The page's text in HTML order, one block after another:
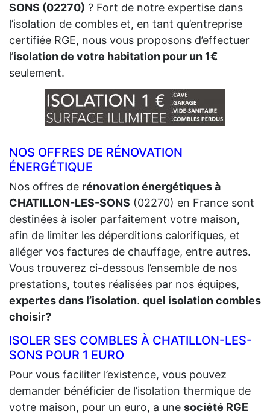
SONS (02270) ? Fort de notre expertise dans
l’isolation de combles et, en tant qu’entreprise
certifiée RGE, nous vous proposons d’effectuer
l’isolation de votre habitation pour un 1€
seulement.
NOS OFFRES DE RÉNOVATION
ÉNERGÉTIQUE
Nos offres de rénovation énergétiques à
CHATILLON-LES-SONS (02270) en France sont
destinées à isoler parfaitement votre maison,
afin de limiter les déperditions calorifiques, et
alléger vos factures de chauffage, entre autres.
Vous trouverez ci-dessous l’ensemble de nos
prestations, toutes réalisées par nos équipes,
expertes dans l’isolation. quel isolation combles
choisir?
ISOLER SES COMBLES À CHATILLON-LES-
SONS POUR 1 EURO
Pour vous faciliter l’existence, vous pouvez
demander bénéficier de l’isolation thermique de
votre maison, pour un euro, a une société RGE